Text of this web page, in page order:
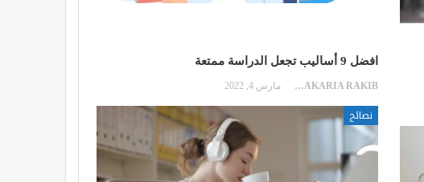
افضل 9 أساليب تجعل الدراسة ممتعة
ZAKARIA RAKIB مارس 4, 2022
نصائح